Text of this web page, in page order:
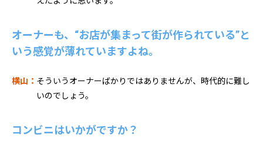
オーナーも、“お店が集まって街が作られている”と
いう感覚が薄れていますよね。
横山： そういうオーナーばかりではありませんが、時代的に難し
いのでしょう。
コンビニはいかがですか？